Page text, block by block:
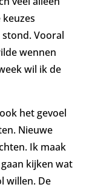
keuzes
Vooral
wennen
wil ik de
het gevoel
Nieuwe
Ik maak
kijken wat
willen. De